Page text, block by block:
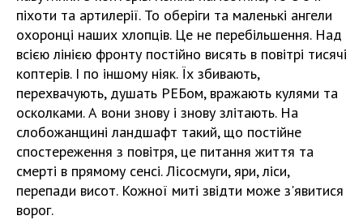
піхоти та артилерії. То оберіги та маленькі ангели
охоронці наших хлопців. Це не перебільшення. Над
всією лінією фронту постійно висять в повітрі тисячі
коптерів. І по іншому ніяк. Їх збивають,
перехвачують, душать РЕБом, вражають кулями та
осколками. А вони знову і знову злітають. На
слобожанщині ландшафт такий, що постійне
спостереження з повітря, це питання життя та
смерті в прямому сенсі. Лісосмуги, яри, ліси,
перепади висот. Кожної миті звідти може з'явитися
ворог.